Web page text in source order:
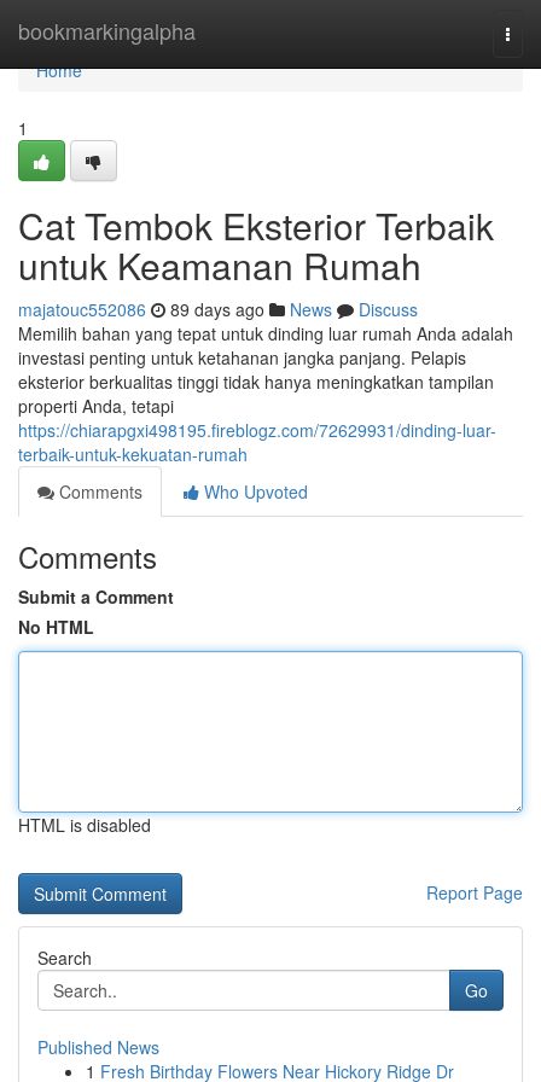
bookmarkingalpha
Home
Home
1
Cat Tembok Eksterior Terbaik
untuk Keamanan Rumah
majatouc552086 89 days ago News
Discuss
Memilih bahan yang tepat untuk dinding luar rumah Anda adalah
investasi penting untuk ketahanan jangka panjang. Pelapis
eksterior berkualitas tinggi tidak hanya meningkatkan tampilan
properti Anda, tetapi
https://chiarapgxi498195.fireblogz.com/72629931/dinding-luar-
terbaik-untuk-kekuatan-rumah
Comments
Who Upvoted
Comments
Submit a Comment
No HTML
HTML is disabled
Report Page
Search
Go
Published News
1 Fresh Birthday Flowers Near Hickory Ridge Dr